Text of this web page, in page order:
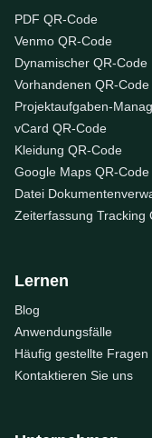
PDF QR-Code
Venmo QR-Code
Dynamischer QR-Code
Vorhandenen QR-
Projektaufgaben-
vCard QR-Code
Kleidung QR-Code
Google Maps QR-Code
Datei
Zeiterfassung Tracking
Lernen
Blog
Anwendungsfälle
Häufig gestellte Fragen
Kontaktieren Sie uns